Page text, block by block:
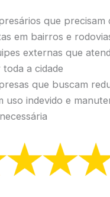
que
em bairros e
externas que
a cidade
que buscam
uso indevido e